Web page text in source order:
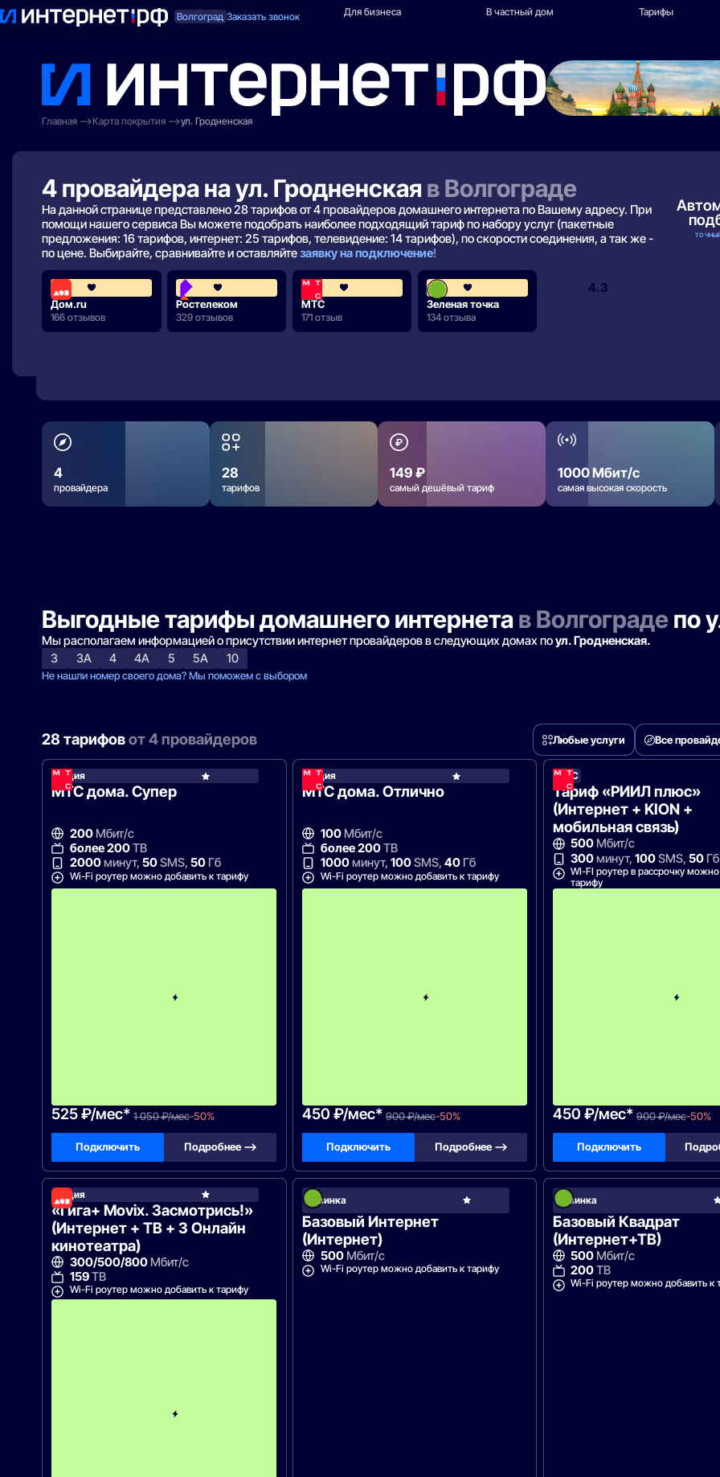
Волгоград Заказать звонок
Поиск по адресу Для квартиры Для бизнеса В частный дом Тарифы
Главная
Карта покрытия ул. Гродненская
4 провайдера на ул. Гродненская в Волгограде
На данной странице представлено 28 тарифов от 4 провайдеров домашнего интернета по Вашему адресу. При
помощи нашего сервиса Вы можете подобрать наиболее подходящий тариф по набору услуг (пакетные
предложения: 16 тарифов, интернет: 25 тарифов, телевидение: 14 тарифов), по скорости соединения, а так же -
по цене. Выбирайте, сравнивайте и оставляйтезаявку на подключение!
4.3
Дом.ru
166 отзывов
3.8
Ростелеком
329 отзывов
4.1
МТС
171 отзыв
4.3
Зеленая точка
134 отзыва
4
провайдера
28
тарифов
149 ₽
самый дешёвый тариф
1000 Мбит/с
самая высокая скорость
Выгодные тарифы домашнего интернетав Волгоградепо
Мы располагаем информацией о присутствии интернет провайдеров в следующих домах поул. Гродненская.
3
3А 4 4А 5 5А 10
Не нашли номер своего дома? Мы поможем с выбором
28 тарифовот 4 провайдеров Любые услуги Все
Акция МТС
МТС дома. Супер
200Мбит/с
более 200ТВ
2000минут, 50SMS, 50Гб
Wi-Fi роутер можно добавить к тарифу
С
525 ₽/мес* 1 050 ₽/мес-50%
Подключить Подробнее —>
Акция МТС
МТС дома. Отлично
100Мбит/с
более 200ТВ
1000минут, 100SMS, 40Гб
Wi-Fi роутер можно добавить к тарифу
450 ₽/мес* 900 ₽/мес-50%
Подключить Подробнее —>
МТС
Тариф «РИИЛ плюс»
(Интернет + KION +
мобильная связь)
500 Мбит/с
300минут,100SMS,50 Гб
WI-FI роутер в рассрочку
тарифу
450 ₽/мес* 900 ₽/мес-50%
Подключить
Акция
«Гига+ Movix. Засмотрись!»
(Интернет + ТВ + 3 Онлайн
кинотеатра)
300/500/800Мбит/с
159ТВ
Wi-Fi роутер можно добавить к тарифу
Новинка
точка
Базовый Интернет
(Интернет)
500Мбит/с
Wi-Fi роутер можно добавить к тарифу
Новинка
Базовый Квадрат
(Интернет+ТВ)
500 Мбит/с
200ТВ
Wi-Fi роутер можно добавить к